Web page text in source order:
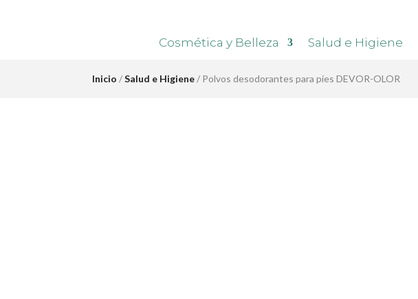
Cosmética y Belleza Salud e Higiene
Inicio /Salud e Higiene/ Polvos desodorantes para pies DEVOR-OLOR